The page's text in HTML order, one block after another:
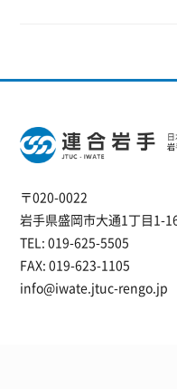
〒020-0022
岩手県盛岡市大通1丁目1-
TEL: 019-625-5505
FAX: 019-623-1105
info@iwate.jtuc-rengo.jp